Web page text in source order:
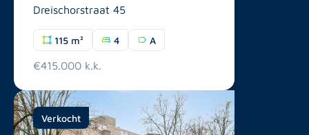
Dreischorstraat 45
115 m² 4 A
€415.000 k.k.
Verkocht